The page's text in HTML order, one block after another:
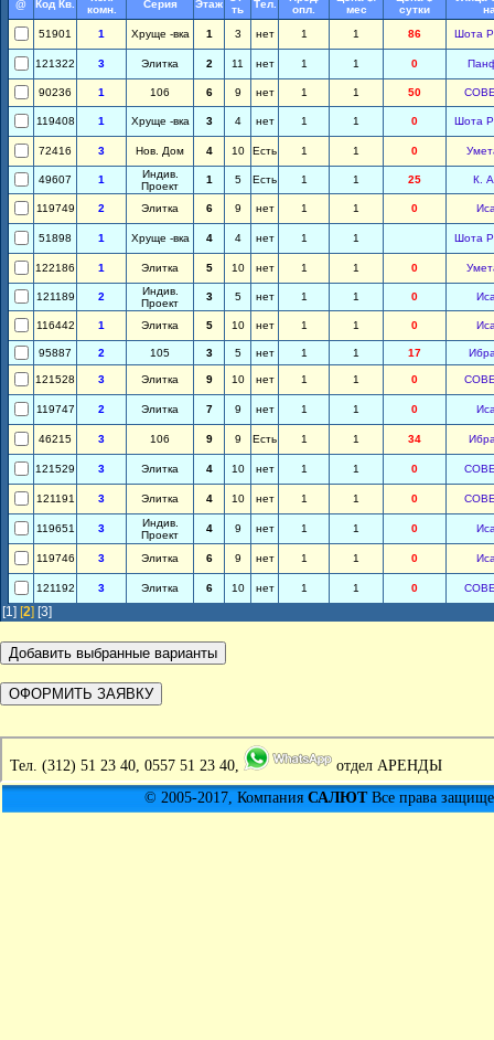
@ Код Кв.
комн.
Серия Этаж
ть
Тел.
опл.
мес
сутки
51901
1 Хруще -вка 1 3 нет 1 1 86 Шота
121322 3 Элитка 2 11 нет 1 1 0
90236 1 106 6 9 нет 1 1 50
119408 1 Хруще -вка 3 4 нет 1 1 0 Шота
72416 3 Нов. Дом 4 10 Есть 1 1 0
49607 1
Индив.
Проект
1 5 Есть 1 1 25 К.
119749 2 Элитка 6 9 нет 1 1 0
51898 1 Хруще -вка 4 4 нет 1 1 Шота
122186 1 Элитка 5 10 нет 1 1 0
121189 2
Индив.
Проект
3 5 нет 1 1 0
116442 1 Элитка 5 10 нет 1 1 0
95887 2 105 3 5 нет 1 1 17
121528 3 Элитка 9 10 нет 1 1 0
119747 2 Элитка 7 9 нет 1 1 0
46215 3 106 9 9 Есть 1 1 34
121529 3 Элитка 4 10 нет 1 1 0
121191 3 Элитка 4 10 нет 1 1 0
119651 3
Индив.
Проект
4 9 нет 1 1 0
119746 3 Элитка 6 9 нет 1 1 0
121192 3 Элитка 6 10 нет 1 1 0
[1] [2] [3]
Тел. (312) 51 23 40, 0557 51 23 40,
отдел АРЕНДЫ
© 2005-2017, Компания САЛЮТВсе права